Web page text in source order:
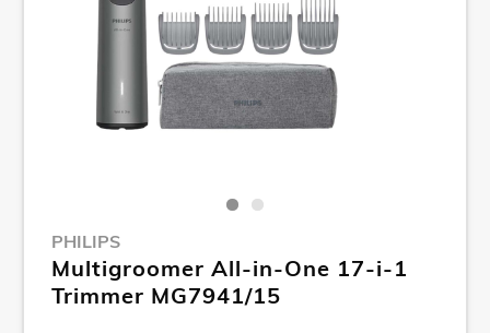
PHILIPS
Multigroomer All-in-One 17-i-1
Trimmer MG7941/15